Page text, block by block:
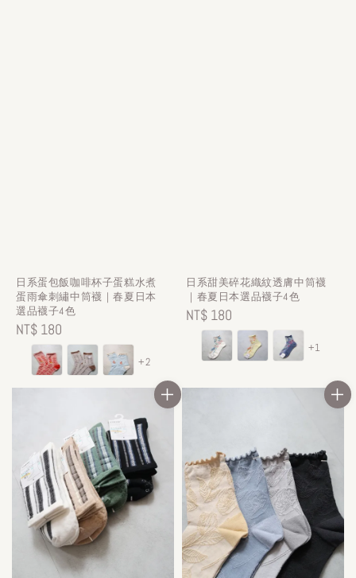
日系蛋包飯咖啡杯子蛋糕水煮
蛋雨傘刺繡中筒襪｜春夏日本
選品襪子4色
Regular
price
NT$ 180
+2
日系甜美碎花織紋透膚中筒襪
｜春夏日本選品襪子4色
Regular
price
NT$ 180
+1